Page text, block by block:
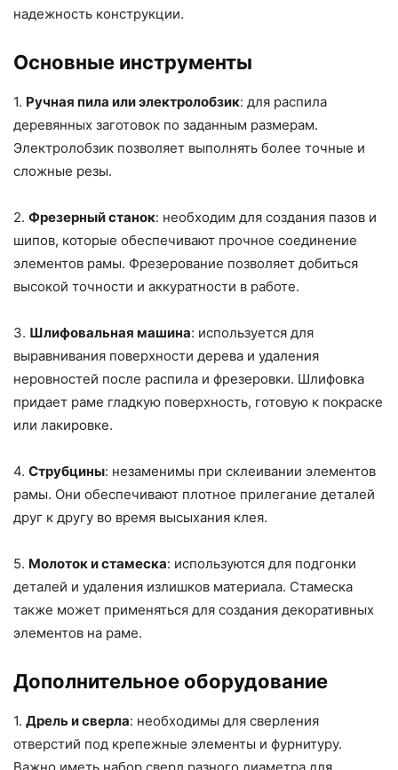
надежность конструкции.
Основные инструменты
1. Ручная пила или электролобзик: для распила
деревянных заготовок по заданным размерам.
Электролобзик позволяет выполнять более точные и
сложные резы.
2. Фрезерный станок: необходим для создания пазов и
шипов, которые обеспечивают прочное соединение
элементов рамы. Фрезерование позволяет добиться
высокой точности и аккуратности в работе.
3. Шлифовальная машина: используется для
выравнивания поверхности дерева и удаления
неровностей после распила и фрезеровки. Шлифовка
придает раме гладкую поверхность, готовую к покраске
или лакировке.
4. Струбцины: незаменимы при склеивании элементов
рамы. Они обеспечивают плотное прилегание деталей
друг к другу во время высыхания клея.
5. Молоток и стамеска: используются для подгонки
деталей и удаления излишков материала. Стамеска
также может применяться для создания декоративных
элементов на раме.
Дополнительное оборудование
1. Дрель и сверла: необходимы для сверления
отверстий под крепежные элементы и фурнитуру.